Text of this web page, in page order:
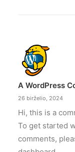
A WordPress
26 birželio, 2024
Hi, this is a
To get started
comments,